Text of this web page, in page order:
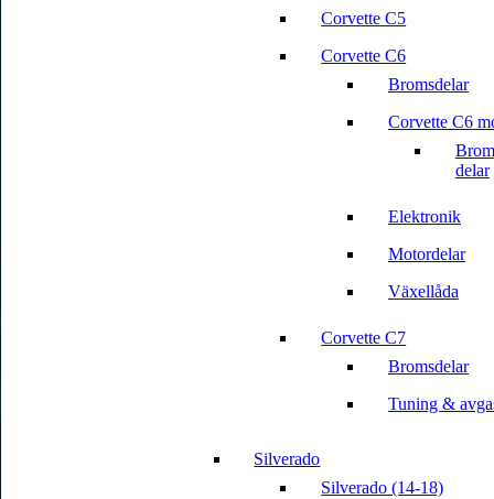
Corvette C5
Corvette C6
Bromsdelar
Corvette C6
delar
Elektronik
Motordelar
Växellåda
Corvette C7
Bromsdelar
Tuning &
Silverado
Silverado (14-18)